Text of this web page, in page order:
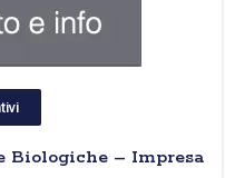
Biologiche – Impresa